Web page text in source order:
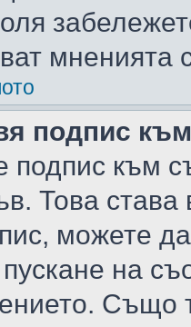
мненията
подпис
подпис към
Това
можете
на
Също